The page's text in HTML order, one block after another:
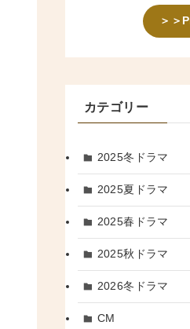
＞＞
カテゴリー
2025冬ドラマ
2025夏ドラマ
2025春ドラマ
2025秋ドラマ
2026冬ドラマ
CM